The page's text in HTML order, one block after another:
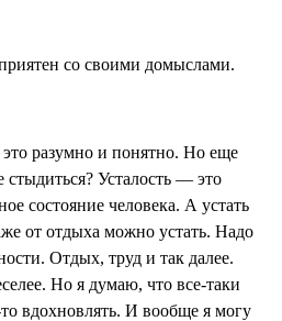
со своими домыслами.
разумно и понятно. Но еще
стыдиться? Усталость — это
состояние человека. А устать
от отдыха можно устать. Надо
Отдых, труд и так далее.
Но я думаю, что все-таки
вдохновлять. И вообще я могу